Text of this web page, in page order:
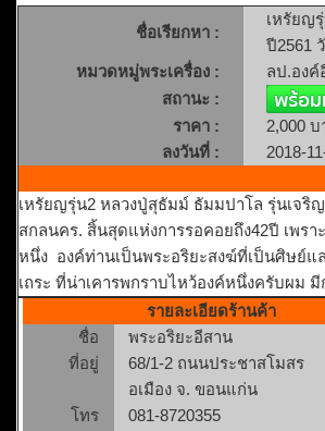
ชื่อเรียกหา :
เหรัยญ
ปี2561
หมวดหมู่พระเครื่อง :
ลป.องค์
สถานะ :
ราคา :
2,000 บ
ลงวันที่ :
2018-
เหรัยญรุ่น2 หลวงปู่สุธัมม์ ธัมมปาโล รุ่นเจริ
สกลนคร. สิ้นสุดแห่งการรอคอยถึง42ปี เพร
หนึ่ง องค์ท่านเป็นพระอริยะสงฆ์ที่เป็นศิษย์
เถระ ที่น่าเคารพกราบไหว้องค์หนึ่งครับผม
รายละเอียดร้านค้า
ชื่อ
พระอริยะอีสาน
ที่อยู่
68/1-2 ถนนประชาสโมสร
อเมือง จ. ขอนแก่น
โทร
081-8720355